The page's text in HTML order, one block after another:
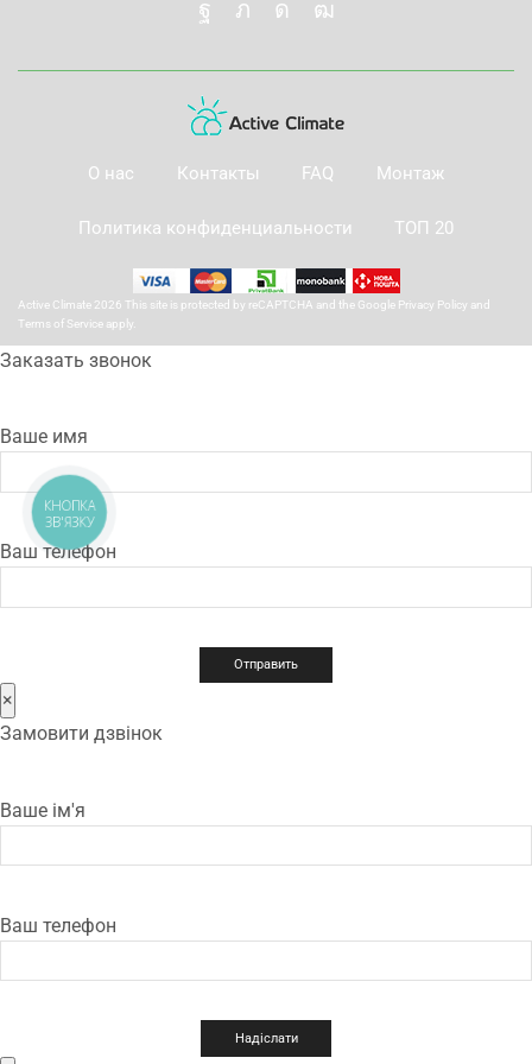
О нас Контакты FAQ Монтаж
Политика конфиденциальности ТОП 20
Active Climate 2026 This site is protected by reCAPTCHA and the Google Privacy Policy and
Terms of Service apply.
Заказать звонок
Ваше имя
Ваш телефон
×
Замовити дзвінок
Ваше ім'я
Ваш телефон
КНОПКА
ЗВ'ЯЗКУ